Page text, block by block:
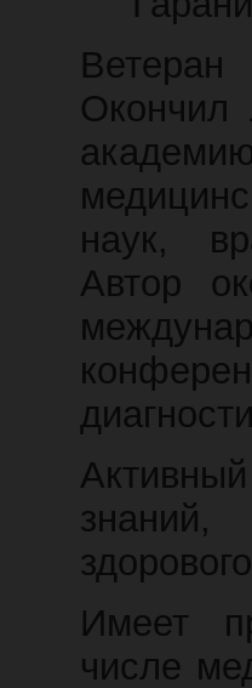
Окончил
наук,
Автор
знаний,
Имеет
числе